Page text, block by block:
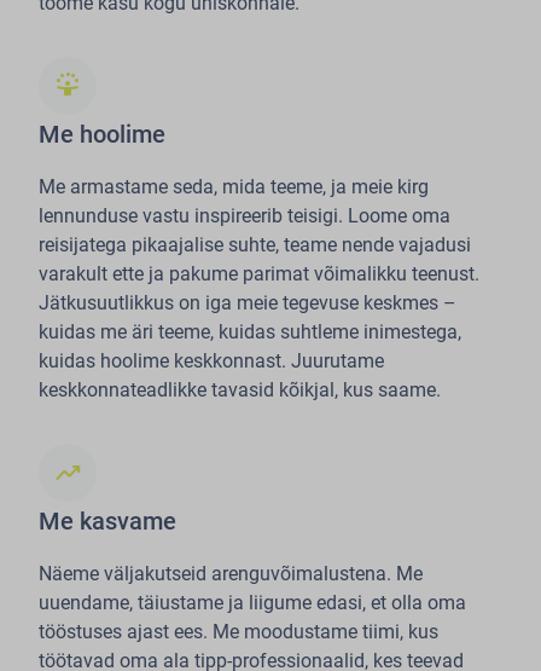
person_celebrate
Me hoolime
Me armastame seda, mida teeme, ja meie kirg
lennunduse vastu inspireerib teisigi. Loome oma
reisijatega pikaajalise suhte, teame nende vajadusi
varakult ette ja pakume parimat võimalikku teenust.
Jätkusuutlikkus on iga meie tegevuse keskmes –
kuidas me äri teeme, kuidas suhtleme inimestega,
kuidas hoolime keskkonnast. Juurutame
keskkonnateadlikke tavasid kõikjal, kus saame.
trending_up
Me kasvame
Näeme väljakutseid arenguvõimalustena. Me
uuendame, täiustame ja liigume edasi, et olla oma
tööstuses ajast ees. Me moodustame tiimi, kus
töötavad oma ala tipp-professionaalid, kes teevad